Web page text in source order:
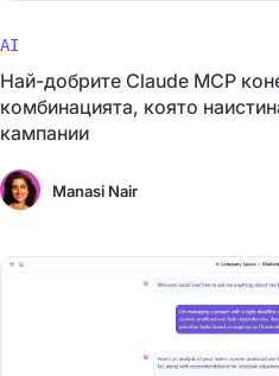
AI
Най-добрите Claude MCP
комбинацията, която
кампании
Manasi Nair